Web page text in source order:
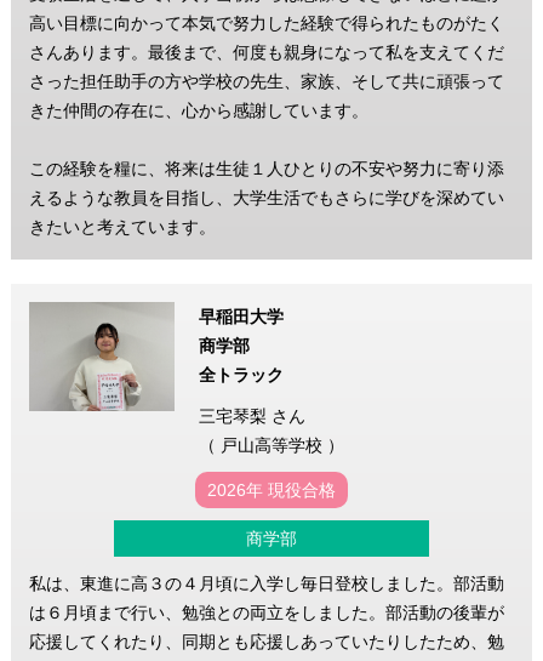
高い目標に向かって本気で努力した経験で得られたものがたく
さんあります。最後まで、何度も親身になって私を支えてくだ
さった担任助手の方や学校の先生、家族、そして共に頑張って
きた仲間の存在に、心から感謝しています。
この経験を糧に、将来は生徒１人ひとりの不安や努力に寄り添
えるような教員を目指し、大学生活でもさらに学びを深めてい
きたいと考えています。
早稲田大学
商学部
全トラック
三宅琴梨 さん
（ 戸山高等学校 ）
2026年 現役合格
商学部
私は、東進に高３の４月頃に入学し毎日登校しました。部活動
は６月頃まで行い、勉強との両立をしました。部活動の後輩が
応援してくれたり、同期とも応援しあっていたりしたため、勉